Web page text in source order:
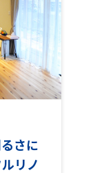
さに
リノ